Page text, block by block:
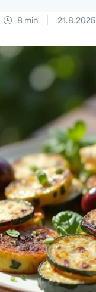
8 min 21.8.2025